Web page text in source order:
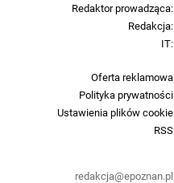
Oferta reklamowa
Polityka prywatności
Ustawienia plików cookie
RSS
redakcja@epoznan.pl
Redaktor prowadząca:
Redakcja:
IT: